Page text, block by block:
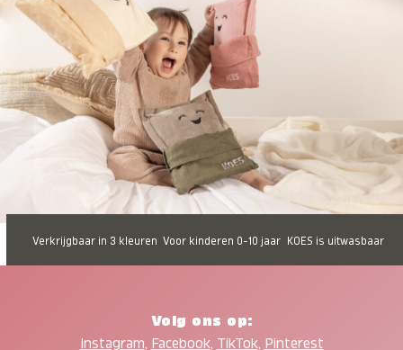
Verkrijgbaar in 3 kleuren Voor kinderen 0-10 jaar KOES is uitwasbaar
Volg ons op:
Instagram, Facebook, TikTok, Pinterest